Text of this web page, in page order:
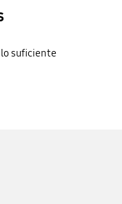
lo suficiente